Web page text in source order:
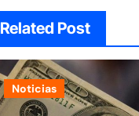
Related Post
Noticias